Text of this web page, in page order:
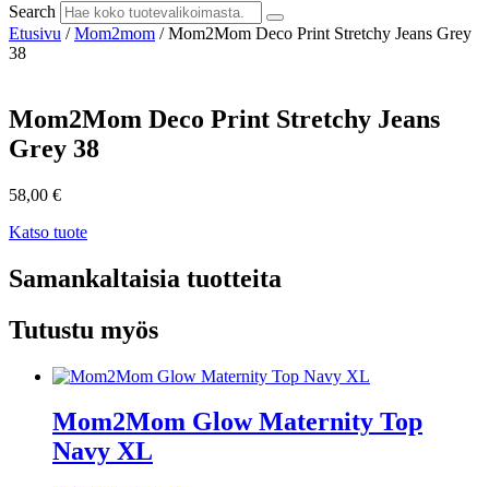
Search
Etusivu /Mom2mom / Mom2Mom Deco Print Stretchy Jeans Grey
38
Mom2Mom Deco Print Stretchy Jeans
Grey 38
58,00 €
Katso tuote
Samankaltaisia tuotteita
Tutustu myös
Mom2Mom Glow Maternity Top
Navy XL